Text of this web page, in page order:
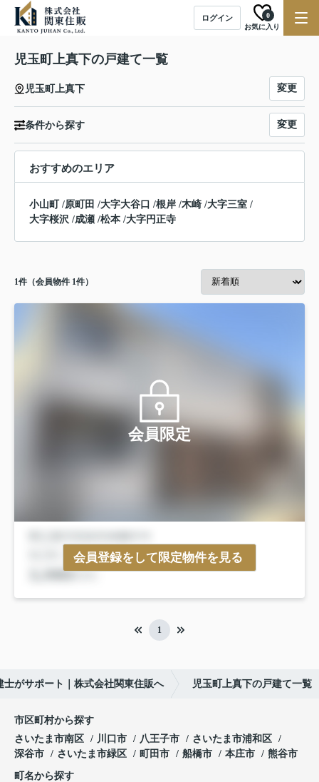
ログイン
お気に入り
0
児玉町上真下の戸建て一覧
児玉町上真下 変更
条件から探す 変更
おすすめのエリア
小山町 /原町田 /大字大谷口 /根岸 /木崎 /大字三室 /
大字桜沢 /成瀬 /松本 /大字円正寺
1件（会員物件 1件）
会員限定
会員登録をして限定物件を見る
1
がサポート｜株式会社関東住販へ 児玉町上真下の戸建て一覧
市区町村から探す
さいたま市南区
川口市 八王子市
さいたま市浦和区
深谷市
さいたま市緑区 町田市 船橋市 本庄市 熊谷市
町名から探す